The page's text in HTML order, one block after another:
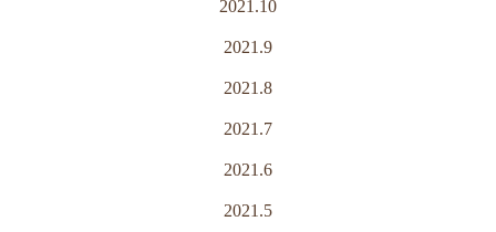
2021.10
2021.9
2021.8
2021.7
2021.6
2021.5